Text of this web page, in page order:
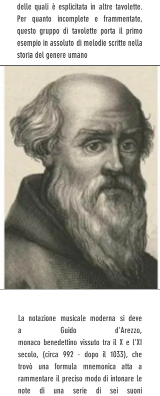
delle quali è esplicitata in altre tavolette.
Per quanto incomplete e frammentate,
questo gruppo di tavolette porta il primo
esempio in assoluto di melodiescritte nella
storia del genere umano
La notazione musicale moderna si deve
a Guido d'Arezzo,
monaco benedettinovissuto tra ilX e l'XI
secolo, (circa 992 - dopo il 1033), che
trovò una formula mnemonica atta a
rammentare il preciso modo di intonare le
note di una serie di sei suoni